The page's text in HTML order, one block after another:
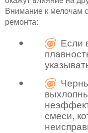
Внимание к мелочам
ремонта:
Если
смеси,